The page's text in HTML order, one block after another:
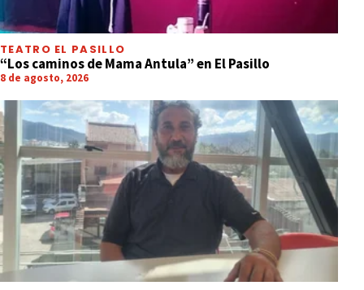
TEATRO EL PASILLO
“Los caminos de Mama Antula” en El Pasillo
8 de agosto, 2026